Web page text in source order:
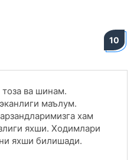
10
ва шинам.
маълум.
хам
яхши. Ходимлари
яхши билишади.